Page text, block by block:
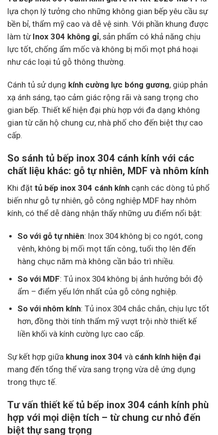
lựa chọn lý tưởng cho những không gian bếp yêu cầu sự
bền bỉ, thẩm mỹ cao và dễ vệ sinh. Với phần khung được
làm từ Inox 304 không gỉ, sản phẩm có khả năng chịu
lực tốt, chống ẩm mốc và không bị mối mọt phá hoại
như các loại tủ gỗ thông thường.
Cánh tủ sử dụng kính cường lực bóng gương, giúp phản
xạ ánh sáng, tạo cảm giác rộng rãi và sang trọng cho
gian bếp. Thiết kế hiện đại phù hợp với đa dạng không
gian từ căn hộ chung cư, nhà phố cho đến biệt thự cao
cấp.
So sánh tủ bếp inox 304 cánh kính với các
chất liệu khác: gỗ tự nhiên, MDF và nhôm kính
Khi đặt tủ bếp inox 304 cánh kính cạnh các dòng tủ phổ
biến như gỗ tự nhiên, gỗ công nghiệp MDF hay nhôm
kính, có thể dễ dàng nhận thấy những ưu điểm nổi bật:
So với gỗ tự nhiên: Inox 304 không bị co ngót, cong
vênh, không bị mối mọt tấn công, tuổi thọ lên đến
hàng chục năm mà không cần bảo trì nhiều.
So với MDF: Tủ inox 304 không bị ảnh hưởng bởi độ
ẩm – điểm yếu lớn nhất của gỗ công nghiệp.
So với nhôm kính: Tủ inox 304 chắc chắn, chịu lực tốt
hơn, đồng thời tính thẩm mỹ vượt trội nhờ thiết kế
liền khối và kính cường lực cao cấp.
Sự kết hợp giữa khung inox 304 và cánh kính hiện đại
mang đến tổng thể vừa sang trọng vừa dễ ứng dụng
trong thực tế.
Tư vấn thiết kế tủ bếp inox 304 cánh kính phù
hợp với mọi diện tích – từ chung cư nhỏ đến
biệt thự sang trọng